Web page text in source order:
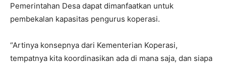
Pemerintahan Desa dapat dimanfaatkan untuk
pembekalan kapasitas pengurus koperasi.
“Artinya konsepnya dari Kementerian Koperasi,
tempatnya kita koordinasikan ada di mana saja, dan siapa